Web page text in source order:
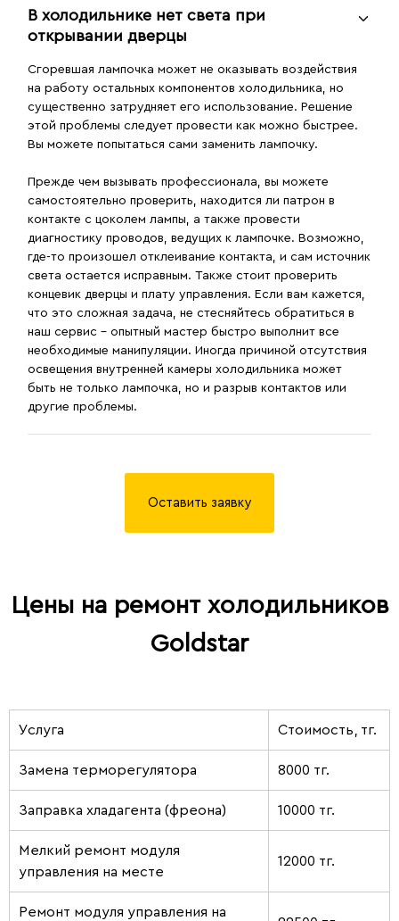
В холодильнике нет света при
открывании дверцы
Сгоревшая лампочка может не оказывать воздействия
на работу остальных компонентов холодильника, но
существенно затрудняет его использование. Решение
этой проблемы следует провести как можно быстрее.
Вы можете попытаться сами заменить лампочку.
Прежде чем вызывать профессионала, вы можете
самостоятельно проверить, находится ли патрон в
контакте с цоколем лампы, а также провести
диагностику проводов, ведущих к лампочке. Возможно,
где-то произошел отклеивание контакта, и сам источник
света остается исправным. Также стоит проверить
концевик дверцы и плату управления. Если вам кажется,
что это сложная задача, не стесняйтесь обратиться в
наш сервис – опытный мастер быстро выполнит все
необходимые манипуляции. Иногда причиной отсутствия
освещения внутренней камеры холодильника может
быть не только лампочка, но и разрыв контактов или
другие проблемы.
Оставить заявку
Цены на ремонт холодильников
Goldstar
Услуга Стоимость, тг.
Замена терморегулятора 8000 тг.
Заправка хладагента (фреона) 10000 тг.
Мелкий ремонт модуля
управления на месте
12000 тг.
Ремонт модуля управления на